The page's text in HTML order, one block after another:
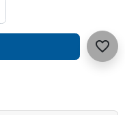
favorite_border